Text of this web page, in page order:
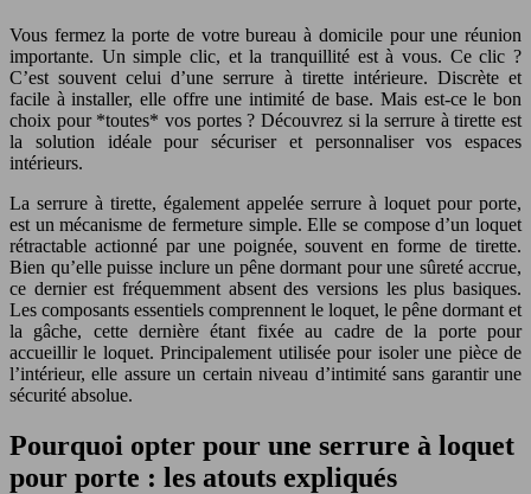
Vous fermez la porte de votre bureau à domicile pour une réunion
importante. Un simple clic, et la tranquillité est à vous. Ce clic ?
C’est souvent celui d’une serrure à tirette intérieure. Discrète et
facile à installer, elle offre une intimité de base. Mais est-ce le bon
choix pour *toutes* vos portes ? Découvrez si la serrure à tirette est
la solution idéale pour sécuriser et personnaliser vos espaces
intérieurs.
La serrure à tirette, également appelée serrure à loquet pour porte,
est un mécanisme de fermeture simple. Elle se compose d’un loquet
rétractable actionné par une poignée, souvent en forme de tirette.
Bien qu’elle puisse inclure un pêne dormant pour une sûreté accrue,
ce dernier est fréquemment absent des versions les plus basiques.
Les composants essentiels comprennent le loquet, le pêne dormant et
la gâche, cette dernière étant fixée au cadre de la porte pour
accueillir le loquet. Principalement utilisée pour isoler une pièce de
l’intérieur, elle assure un certain niveau d’intimité sans garantir une
sécurité absolue.
Pourquoi opter pour une serrure à loquet
pour porte : les atouts expliqués